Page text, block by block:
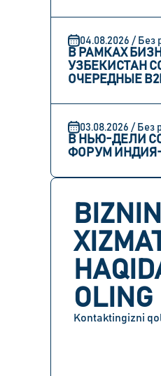
04.08.2026 / Без
В РАМКАХ
УЗБЕКИСТАН
ОЧЕРЕДНЫЕ
03.08.2026 / Без
В НЬЮ-ДЕЛИ
ФОРУМ
OLING
Kontaktingizni